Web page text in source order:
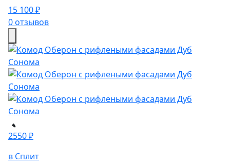
15 100 ₽
0 отзывов
2550 ₽
в Сплит